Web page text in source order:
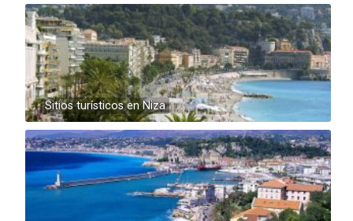
Sitios turísticos en Niza